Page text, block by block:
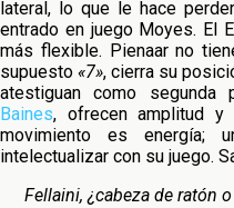
lateral, lo que le hace
entrado en juego Moyes. El
más flexible. Pienaar no
supuesto«7», cierra su
atestiguan como segunda
Baines, ofrecen amplitud y
movimiento es energía;
intelectualizar con su juego.
Fellaini, ¿cabeza de ratón